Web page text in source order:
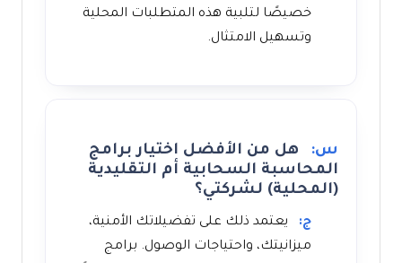
خصيصًا لتلبية هذه المتطلبات المحلية
وتسهيل الامتثال.
س:
هل من الأفضل اختيار برامج
المحاسبة السحابية أم التقليدية
(المحلية) لشركتي؟
ج:
يعتمد ذلك على تفضيلاتك الأمنية،
ميزانيتك، واحتياجات الوصول. برامج